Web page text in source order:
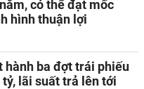
có thể đạt mốc
hình thuận lợi
hành ba đợt trái phiếu
lãi suất trả lên tới